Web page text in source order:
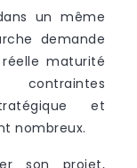
un même
demande
maturité
et
nombreux.
son projet,